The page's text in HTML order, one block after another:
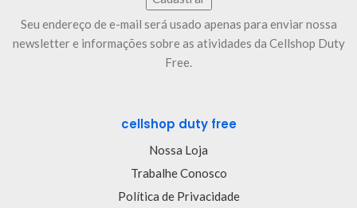
Seu endereço de e-mail será usado apenas para enviar nossa
newsletter e informações sobre as atividades da Cellshop Duty
Free.
cellshop duty free
Nossa Loja
Trabalhe Conosco
Política de Privacidade